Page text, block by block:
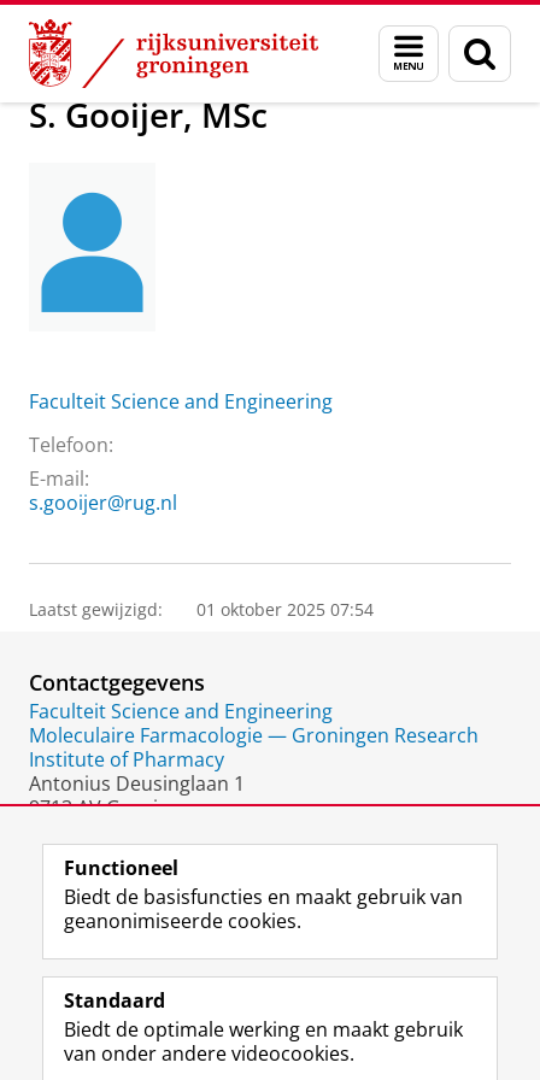
Skip
Content
Skip
Navigation
Menu
en
zoeken
Over ons S. Gooijer, MSc
S. Gooijer, MSc
Faculteit Science and Engineering
Telefoon:
E-mail:
s.gooijer@rug.nl
Laatst gewijzigd: 01 oktober 2025 07:54
Contactgegevens
Faculteit Science and Engineering
Moleculaire Farmacologie — Groningen Research
Institute of Pharmacy
Antonius Deusinglaan 1
9713 AV Groningen
Volg de RUG
F
a
e
b
L
i
k
e
R
S
-
f
I
n
t
Y
o
T
Studiekiezers
Functioneel
Biedt de basisfuncties en maakt gebruik van
geanonimiseerde cookies.
Standaard
Biedt de optimale werking en maakt gebruik
van onder andere videocookies.